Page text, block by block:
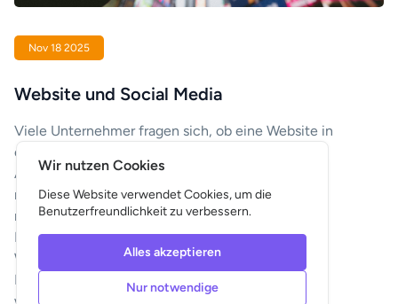
Nov 18 2025
Website und Social Media
Viele Unternehmer fragen sich, ob eine Website in
einer Zeit, in der soziale Medien so viel
Aufmerksamkeit beanspruchen, überhaupt noch
notwendig ist. Vielleicht denkst du: „Ich erreiche
meine Kunden doch auch über Facebook oder
Instagram, warum sollte ich dann noch in eine
Website investieren?“ Die kurze Antwort lautet:
Dein Unternehmen steht erst dann wirklich stabil,
Wir nutzen Cookies
Diese Website verwendet Cookies, um die
Benutzerfreundlichkeit zu verbessern.
Alles akzeptieren
Nur notwendige